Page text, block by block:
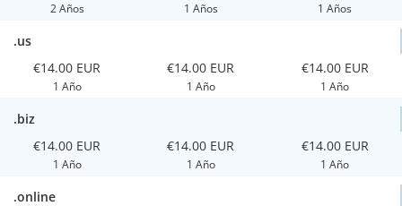
2 Años 1 Años 1 Años
.us
€14.00 EUR
1 Año
€14.00 EUR
1 Año
€14.00 EUR
1 Año
.biz
€14.00 EUR
1 Año
€14.00 EUR
1 Año
€14.00 EUR
1 Año
.online